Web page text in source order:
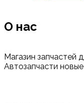
О нас
Магазин запчастей
Автозапчасти